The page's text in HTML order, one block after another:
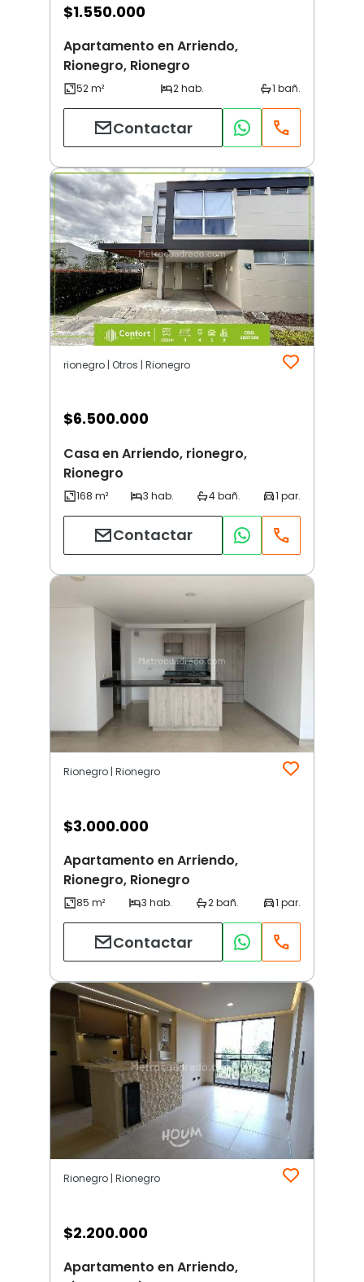
$1.550.000
Apartamento en Arriendo,
Rionegro, Rionegro
Contactar
rionegro | Otros | Rionegro
$6.500.000
Casa en Arriendo, rionegro,
Rionegro
Contactar
Rionegro | Rionegro
$3.000.000
Apartamento en Arriendo,
Rionegro, Rionegro
Contactar
Rionegro | Rionegro
$2.200.000
Apartamento en Arriendo,